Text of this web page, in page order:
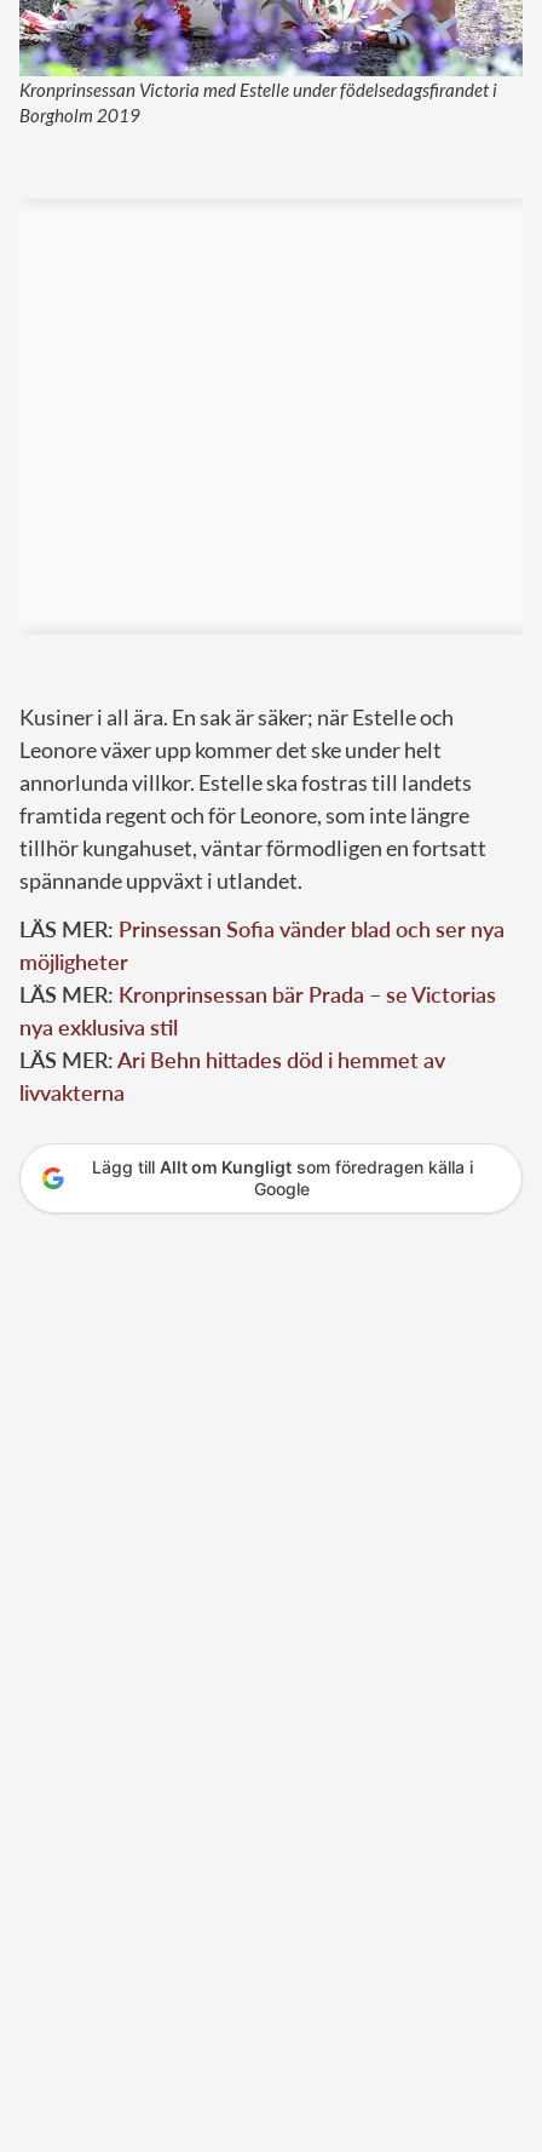
Kronprinsessan Victoria med Estelle under födelsedagsfirandet i
Borgholm 2019
Kusiner i all ära. En sak är säker; när Estelle och
Leonore växer upp kommer det ske under helt
annorlunda villkor. Estelle ska fostras till landets
framtida regent och för Leonore, som inte längre
tillhör kungahuset, väntar förmodligen en fortsatt
spännande uppväxt i utlandet.
LÄS MER: Prinsessan Sofia vänder blad och ser nya
möjligheter
LÄS MER: Kronprinsessan bär Prada – se Victorias
nya exklusiva stil
LÄS MER:Ari Behn hittades död i hemmet av
livvakterna
Lägg till Allt om Kungligtsom föredragen källa i
Google